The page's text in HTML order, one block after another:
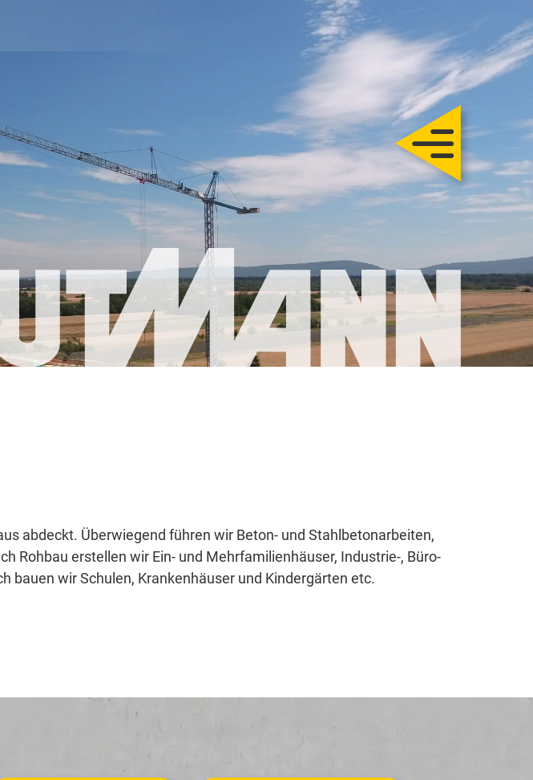
Trautmann
Rohbau
Schlüsselfertig
Sanierung
Karriere
abdeckt. Überwiegend führen wir Beton- und Stahlbetonarbeiten,
Rohbau erstellen wir Ein- und Mehrfamilienhäuser, Industrie-, Büro-
wir Schulen, Krankenhäuser und Kindergärten etc.